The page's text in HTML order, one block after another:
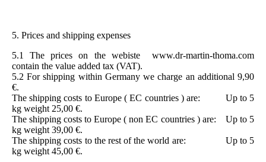
5. Prices and shipping expenses
5.1 The prices on the webiste www.dr-martin-thoma.com
contain the value added tax (VAT).
5.2 For shipping within Germany we charge an additional 9,90
€.
The shipping costs to Europe ( EC countries ) are: Up to 5
kg weight 25,00 €.
The shipping costs to Europe ( non EC countries ) are: Up to 5
kg weight 39,00 €.
The shipping costs to the rest of the world are: Up to 5
kg weight 45,00 €.